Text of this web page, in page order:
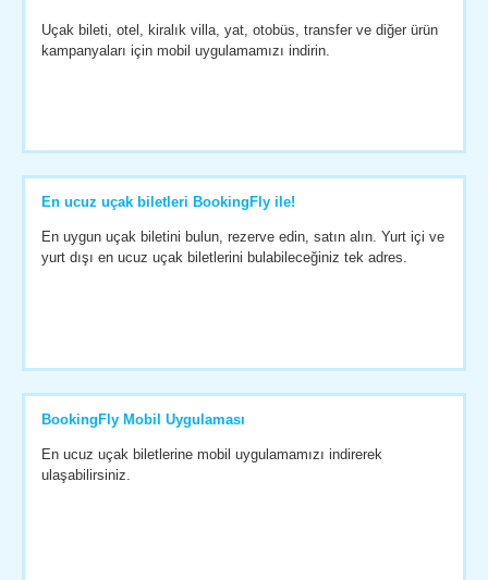
Uçak bileti, otel, kiralık villa, yat, otobüs, transfer ve diğer ürün
kampanyaları için mobil uygulamamızı indirin.
En ucuz uçak biletleri BookingFly ile!
En uygun uçak biletini bulun, rezerve edin, satın alın. Yurt içi ve
yurt dışı en ucuz uçak biletlerini bulabileceğiniz tek adres.
BookingFly Mobil Uygulaması
En ucuz uçak biletlerine mobil uygulamamızı indirerek
ulaşabilirsiniz.